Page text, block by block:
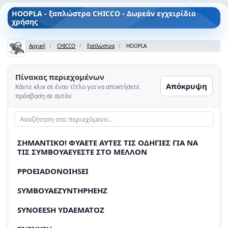
HOOPLA - ξαπλώστρα CHICCO - Δωρεάν εγχειρίδιο
χρήσης
Αρχική CHICCO ξαπλώστρα HOOPLA
Πίνακας περιεχομένων
Κάντε κλικ σε έναν τίτλο για να αποκτήσετε
πρόσβαση σε αυτόν
Απόκρυψη
ΣHMANTIKO! ΦΥΑΕTE AYTEΣ TΙΣ OΔΗΓΙΕΣ ΓΙΑ NA
TΙΣ ΣΥΜΒΟΥΑΕΥΕΣΤΕ ΣΤΟ MEΛΛΟΝ
PPOEIADONOIHSEI
SYMBOYAEZYNTHPHEHZ
SYNOEESH YDAEMATOZ